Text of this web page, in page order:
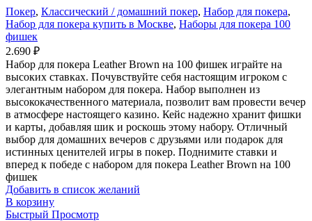
Покер, Классический / домашний покер, Набор для покера,
Набор для покера купить в Москве, Наборы для покера 100
фишек
2.690 ₽
Набор для покера Leather Brown на 100 фишек играйте на
высоких ставках. Почувствуйте себя настоящим игроком с
элегантным набором для покера. Набор выполнен из
высококачественного материала, позволит вам провести вечер
в атмосфере настоящего казино. Кейс надежно хранит фишки
и карты, добавляя шик и роскошь этому набору. Отличный
выбор для домашних вечеров с друзьями или подарок для
истинных ценителей игры в покер. Поднимите ставки и
вперед к победе с набором для покера Leather Brown на 100
фишек
Добавить в список желаний
В корзину
Быстрый Просмотр